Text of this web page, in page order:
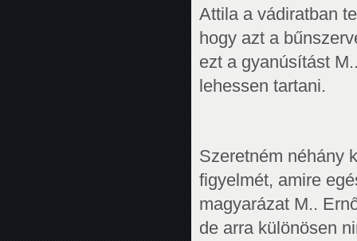
Attila a vádiratban
hogy azt a
ezt a gyanúsítást
lehessen tartani.
Szeretném néhány
figyelmét, amire
magyarázat M..
de arra különösen